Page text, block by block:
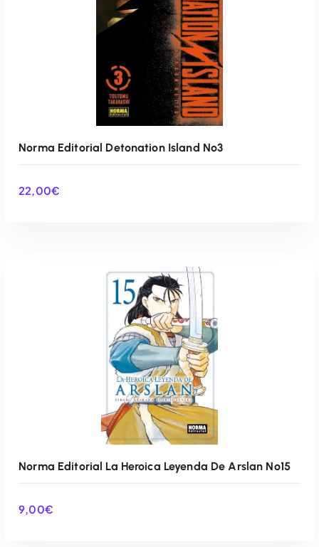
AÑADIR AL CARRITO
Norma Editorial Detonation Island Nº3
22,00€
Norma Editorial La Heroica Leyenda De Arslan Nº15
9,00€